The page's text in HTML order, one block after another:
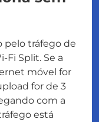
pelo tráfego de
Fi Split. Se a
móvel for
for de 3
com a
está